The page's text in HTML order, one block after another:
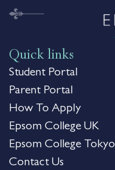
Quick links
Student Portal
Parent Portal
How To Apply
Epsom College UK
Epsom College Tokyo
Contact Us